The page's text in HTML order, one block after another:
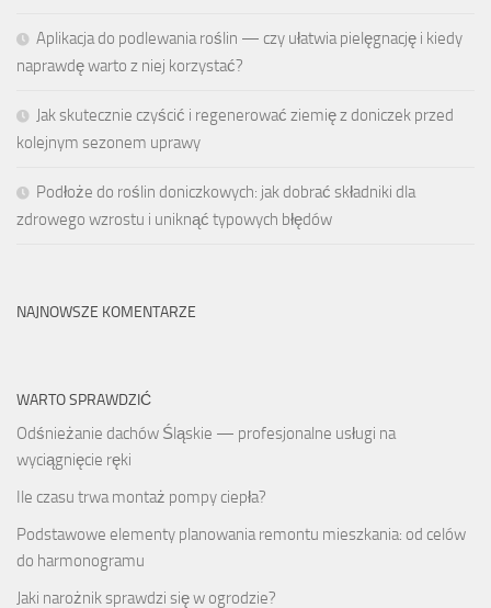
Aplikacja do podlewania roślin — czy ułatwia pielęgnację i kiedy
naprawdę warto z niej korzystać?
Jak skutecznie czyścić i regenerować ziemię z doniczek przed
kolejnym sezonem uprawy
Podłoże do roślin doniczkowych: jak dobrać składniki dla
zdrowego wzrostu i uniknąć typowych błędów
NAJNOWSZE KOMENTARZE
WARTO SPRAWDZIĆ
Odśnieżanie dachów Śląskie — profesjonalne usługi na
wyciągnięcie ręki
Ile czasu trwa montaż pompy ciepła?
Podstawowe elementy planowania remontu mieszkania: od celów
do harmonogramu
Jaki narożnik sprawdzi się w ogrodzie?